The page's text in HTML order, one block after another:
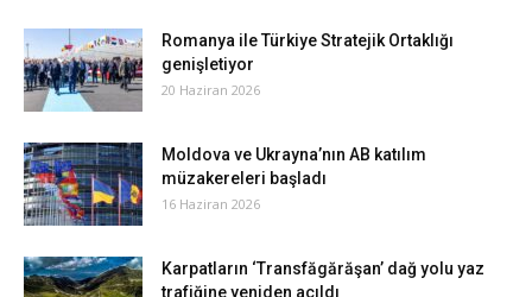
Romanya ile Türkiye Stratejik Ortaklığı
genişletiyor
20 Haziran 2026
Moldova ve Ukrayna’nın AB katılım
müzakereleri başladı
16 Haziran 2026
Karpatların ‘Transfăgărăşan’ dağ yolu yaz
trafiğine yeniden açıldı